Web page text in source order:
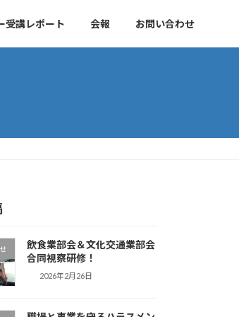
受講レポート 会報 お問い合わせ
飲食業部会＆文化交通業部会
合同視察研修！
2026年2月26日